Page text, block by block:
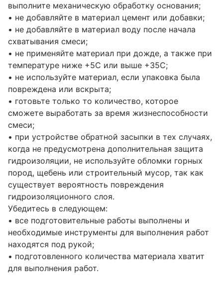
выполните механическую обработку основания;
• не добавляйте в материал цемент или добавки;
• не добавляйте в материал воду после начала
схватывания смеси;
• не применяйте материал при дожде, а также при
температуре ниже +5С или выше +35С;
• не используйте материал, если упаковка была
повреждена или вскрыта;
• готовьте только то количество, которое
сможете выработать за время жизнеспособности
смеси;
• при устройстве обратной засыпки в тех случаях,
когда не предусмотрена дополнительная защита
гидроизоляции, не используйте обломки горных
пород, щебень или строительный мусор, так как
существует вероятность повреждения
гидроизоляционного слоя.
Убедитесь в следующем:
• все подготовительные работы выполнены и
необходимые инструменты для выполнения работ
находятся под рукой;
• подготовленного количества материала хватит
для выполнения работ.